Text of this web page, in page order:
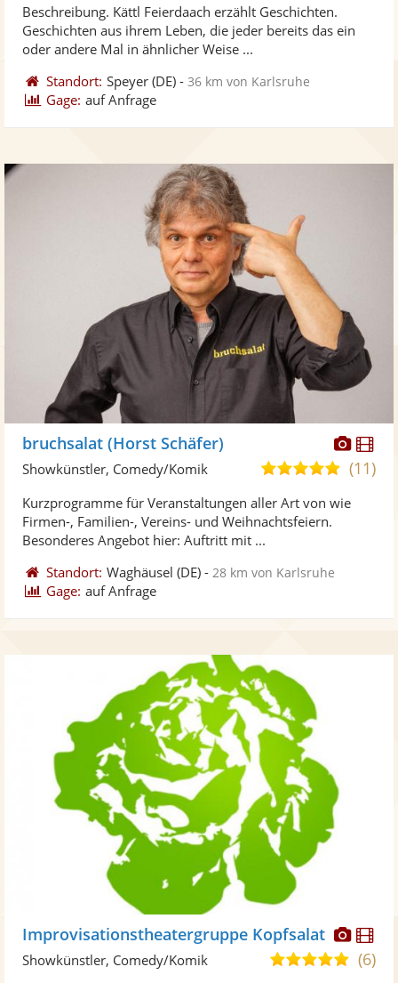
Beschreibung. Kättl Feierdaach erzählt Geschichten.
Geschichten aus ihrem Leben, die jeder bereits das ein
oder andere Mal in ähnlicher Weise ...
Standort: Speyer (DE) -36 km von Karlsruhe
Gage: auf Anfrage
bruchsalat (Horst Schäfer)
4,9
5
(11)
Showkünstler, Comedy/Komik
Kurzprogramme für Veranstaltungen aller Art von wie
Firmen-, Familien-, Vereins- und Weihnachtsfeiern.
Besonderes Angebot hier: Auftritt mit ...
Standort: Waghäusel (DE) - 28 km von Karlsruhe
Gage: auf Anfrage
Improvisationstheatergruppe Kopfsalat
4,8(6)
Showkünstler, Comedy/Komik